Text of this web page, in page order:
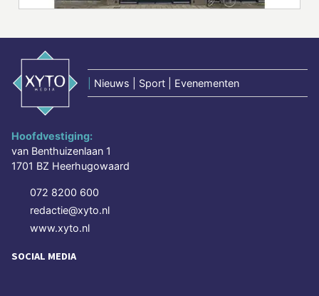
Nieuws | Sport | Evenementen
Hoofdvestiging:
van Benthuizenlaan 1
1701 BZ Heerhugowaard
072 8200 600
redactie@xyto.nl
www.xyto.nl
SOCIAL MEDIA